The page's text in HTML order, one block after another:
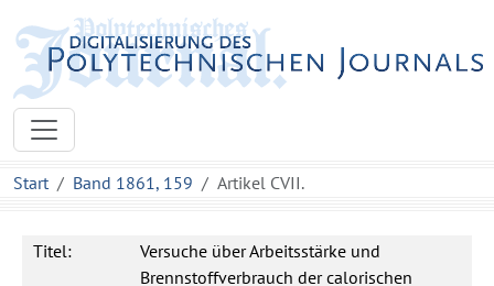
Start Band 1861, 159 Artikel CVII.
Titel:
Versuche über Arbeitsstärke und
Brennstoffverbrauch der calorischen